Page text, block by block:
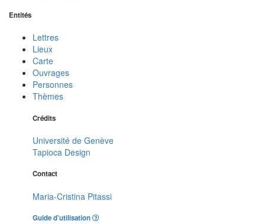
Entités
Lettres
Lieux
Carte
Ouvrages
Personnes
Thèmes
Crédits
Université de Genève
Tapioca Design
Contact
Maria-Cristina Pitassi
Guide d'utilisation